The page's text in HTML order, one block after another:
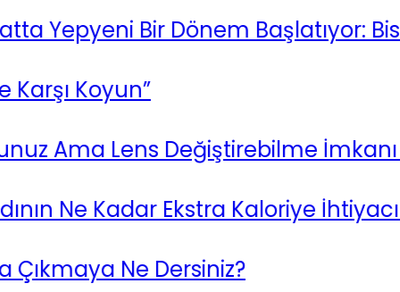
Bir Dönem Başlatıyor:
Koyun”
Ama Lens Değiştirebilme İmkanı
Ne Kadar Ekstra Kaloriye İhtiyacı
Ne Dersiniz?